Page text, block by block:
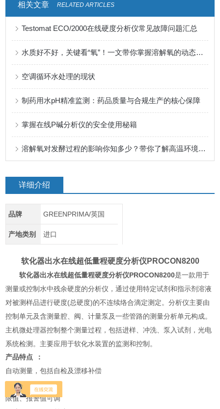
相关文章 RELATED ARTICLES
Testomat ECO/2000在线硬度分析仪常见故障问题汇总
水质好不好，关键看“氧”！一文带你掌握溶解氧的动态规律
空调循环水处理的现状
制药用水pH精准监测：药品质量与合规生产的核心保障
掌握在线P碱分析仪的安全使用秘籍
溶解氧对发酵过程的影响你知多少？带你了解高温环境下影响溶氧的因素及监测
详细介绍
品牌 GREENPRIMA/英国
产地类别 进口
软化器出水在线超低量程硬度分析仪 PROCON8200
软化器出水在线超低量程硬度分析仪PROCON8200是一款用于
测量或控制水中残余硬度的分析仪，通过使用特定试剂和指示剂溶液
对被测样品进行硬度(总硬度)的不连续络合滴定测定。分析仪主要由
控制单元及含测量腔、阀、计量泵及一些管路的测量分析单元构成。
主机微处理器控制整个测量过程，包括进样、冲洗、泵入试剂，光电
系统检测。主要应用于软化水装置的监测和控制。
产品特点
：
自动测量，包括自检及漂移补偿
触摸屏操作简单
限值、报警值可调